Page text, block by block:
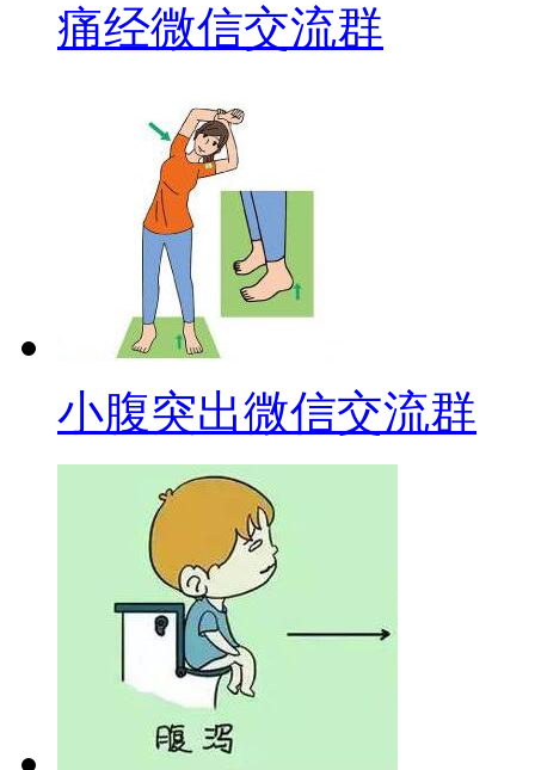
痛经微信交流群
小腹突出微信交流群